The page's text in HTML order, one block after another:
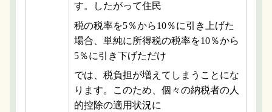
す。したがって住民
税の税率を5％から10％に引き上げた
場合、単純に所得税の税率を10％から
5％に引き下げただけ
では、税負担が増えてしまうことにな
ります。このため、個々の納税者の人
的控除の適用状況に